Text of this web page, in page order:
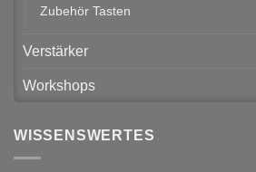
Zubehör Tasten
Verstärker
Workshops
WISSENSWERTES